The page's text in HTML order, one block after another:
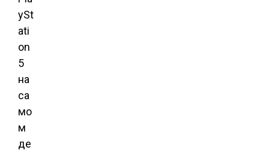
ySt
ati
on
5
на
са
мо
м
де